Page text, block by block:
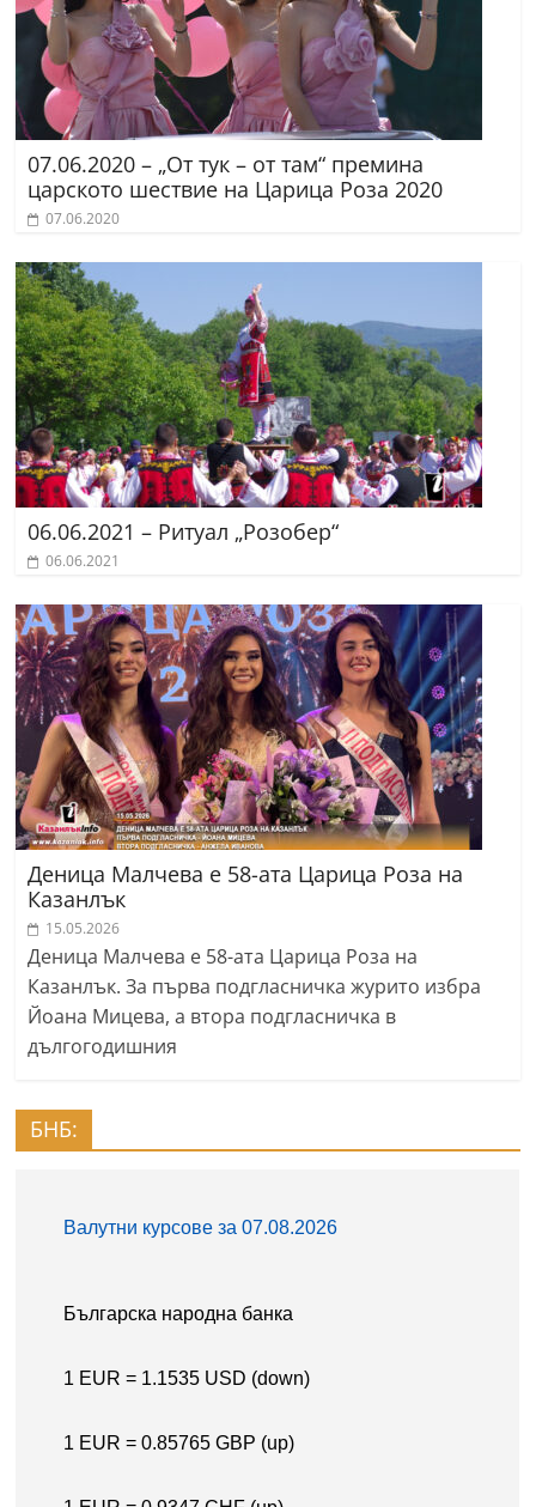
07.06.2020 – „От тук – от там“ премина
царското шествие на Царица Роза 2020
07.06.2020
06.06.2021 – Ритуал „Розобер“
06.06.2021
Деница Малчева е 58-ата Царица Роза на
Казанлък
15.05.2026
Деница Малчева е 58-ата Царица Роза на
Казанлък. За първа подгласничка журито избра
Йоана Мицева, а втора подгласничка в
дългогодишния
БНБ: